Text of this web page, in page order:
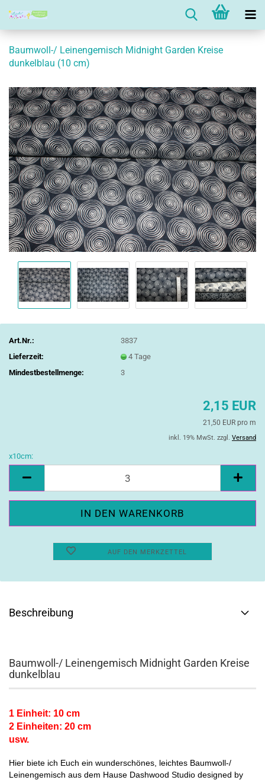
Baumwoll-/ Leinengemisch Midnight Garden Kreise
dunkelblau (10 cm)
Art.Nr.:
3837
Lieferzeit:
4 Tage
Mindestbestellmenge:
3
2,15 EUR
21,50 EUR pro m
inkl. 19% MwSt. zzgl. Versand
x10cm:
AUF DEN MERKZETTEL
Beschreibung
Baumwoll-/ Leinengemisch Midnight Garden Kreise
dunkelblau
1 Einheit: 10 cm
2 Einheiten: 20 cm
usw.
Hier biete ich Euch ein wunderschönes, leichtes Baumwoll-/
Leinengemisch aus dem Hause Dashwood Studio designed by